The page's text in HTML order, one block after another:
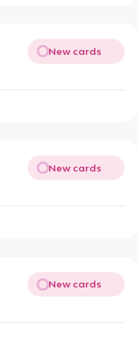
New cards
New cards
New cards